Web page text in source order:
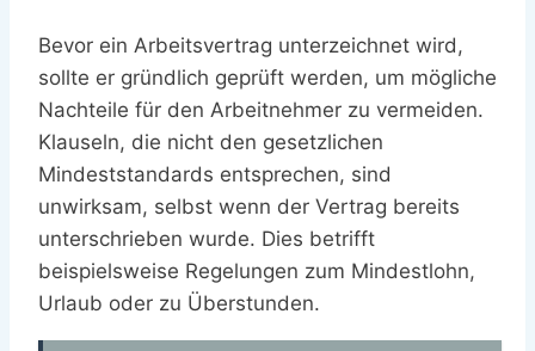
Bevor ein Arbeitsvertrag unterzeichnet wird,
sollte er gründlich geprüft werden, um mögliche
Nachteile für den Arbeitnehmer zu vermeiden.
Klauseln, die nicht den gesetzlichen
Mindeststandards entsprechen, sind
unwirksam, selbst wenn der Vertrag bereits
unterschrieben wurde. Dies betrifft
beispielsweise Regelungen zum Mindestlohn,
Urlaub oder zu Überstunden.